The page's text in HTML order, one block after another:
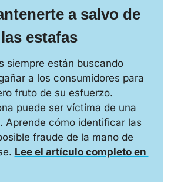
a salvo de
las estafas
siempre están buscando
a los consumidores para
fruto de su esfuerzo.
puede ser víctima de una
Aprende cómo identificar las
fraude de la mano de
Lee el artículo completo en